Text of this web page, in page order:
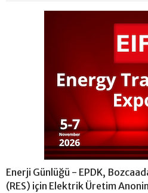
Enerji Günlüğü - EPDK,
(RES) için Elektrik Üretim